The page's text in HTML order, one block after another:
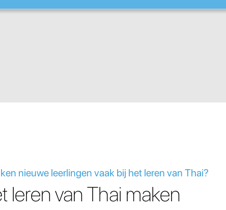
nieuwe leerlingen vaak bij het leren van Thai?
leren van Thai maken